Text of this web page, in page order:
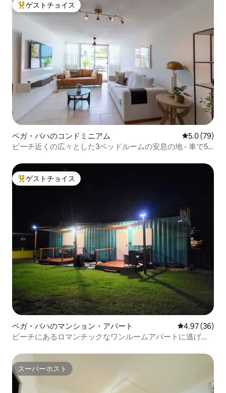
大好評のゲストチョイスです。
ゲストチョイス
ベガ・バハのコンドミニアム レビュー79
5.0 (79)
ビーチ近くの広々とした3ベッドルームの安息の地 - 車で5
大好評のゲストチョイスです。
ゲストチョイス
ベガ・バハのマンション・アパート レビュー36
4.97 (36)
ビーチにあるロマンチックなワンルームアパートに逃げま
スーパーホスト
スーパーホスト